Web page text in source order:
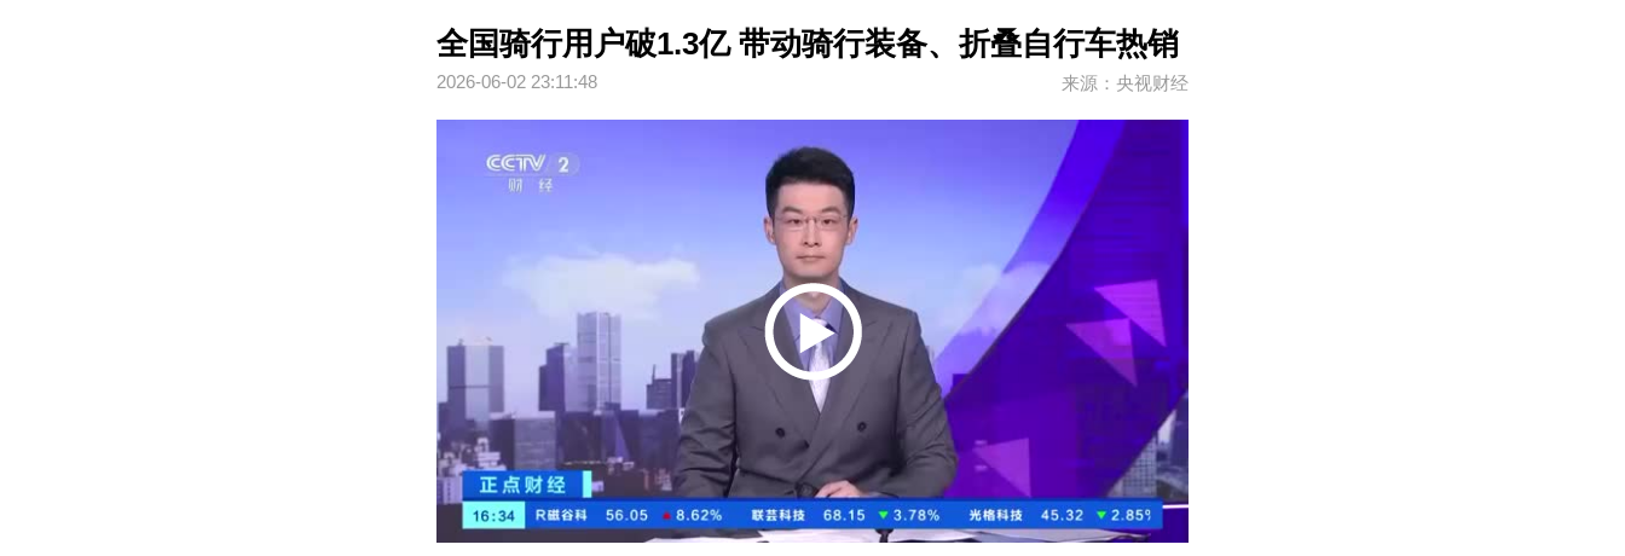
全国骑行用户破1.3亿 带动骑行装备、折叠自行车热销
2026-06-02 23:11:48 来源：央视财经